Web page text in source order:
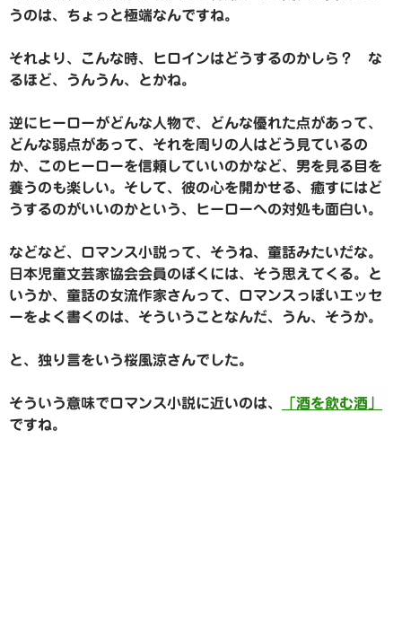
うのは、ちょっと極端なんですね。
それより、こんな時、ヒロインはどうするのかしら？ な
るほど、うんうん、とかね。
逆にヒーローがどんな人物で、どんな優れた点があって、
どんな弱点があって、それを周りの人はどう見ているの
か、このヒーローを信頼していいのかなど、男を見る目を
養うのも楽しい。そして、彼の心を開かせる、癒すにはど
うするのがいいのかという、ヒーローへの対処も面白い。
などなど、ロマンス小説って、そうね、童話みたいだな。
日本児童文芸家協会会員のぼくには、そう思えてくる。と
いうか、童話の女流作家さんって、ロマンスっぽいエッセ
ーをよく書くのは、そういうことなんだ、うん、そうか。
と、独り言をいう桜風涼さんでした。
そういう意味でロマンス小説に近いのは、
「酒を飲む酒」
ですね。